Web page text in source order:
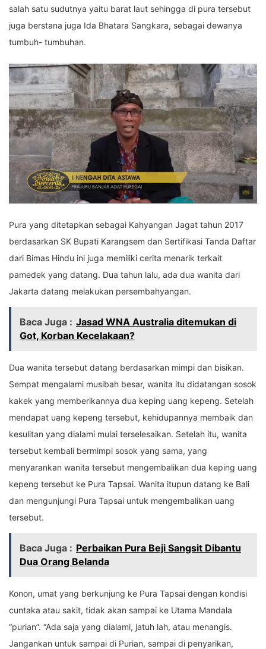
salah satu sudutnya yaitu barat laut sehingga di pura tersebut
juga berstana juga Ida Bhatara Sangkara, sebagai dewanya
tumbuh- tumbuhan.
Pura yang ditetapkan sebagai Kahyangan Jagat tahun 2017
berdasarkan SK Bupati Karangsem dan Sertifikasi Tanda Daftar
dari Bimas Hindu ini juga memiliki cerita menarik terkait
pamedek yang datang. Dua tahun lalu, ada dua wanita dari
Jakarta datang melakukan persembahyangan.
Baca Juga : Jasad WNA Australia ditemukan di
Got, Korban Kecelakaan?
Dua wanita tersebut datang berdasarkan mimpi dan bisikan.
Sempat mengalami musibah besar, wanita itu didatangan sosok
kakek yang memberikannya dua keping uang kepeng. Setelah
mendapat uang kepeng tersebut, kehidupannya membaik dan
kesulitan yang dialami mulai terselesaikan. Setelah itu, wanita
tersebut kembali bermimpi sosok yang sama, yang
menyarankan wanita tersebut mengembalikan dua keping uang
kepeng tersebut ke Pura Tapsai. Wanita itupun datang ke Bali
dan mengunjungi Pura Tapsai untuk mengembalikan uang
tersebut.
Baca Juga : Perbaikan Pura Beji Sangsit Dibantu
Dua Orang Belanda
Konon, umat yang berkunjung ke Pura Tapsai dengan kondisi
cuntaka atau sakit, tidak akan sampai ke Utama Mandala
“purian”. “Ada saja yang dialami, jatuh lah, atau menangis.
Jangankan untuk sampai di Purian, sampai di penyarikan,